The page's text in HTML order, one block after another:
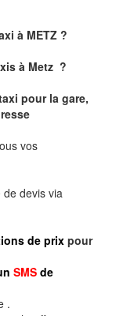
à METZ ?
à Metz ?
pour la gare,
vos
devis via
de prixpour
SMS de
.